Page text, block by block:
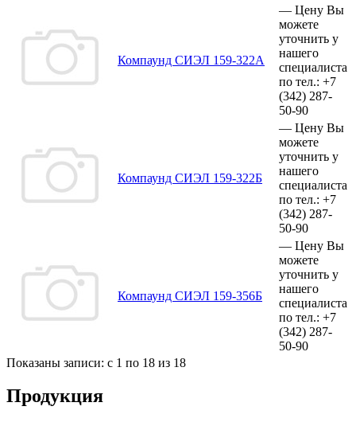
Компаунд СИЭЛ 159-322А
— Цену Вы
можете
уточнить у
нашего
специалиста
по тел.: +7
(342) 287-
50-90
Компаунд СИЭЛ 159-322Б
— Цену Вы
можете
уточнить у
нашего
специалиста
по тел.: +7
(342) 287-
50-90
Компаунд СИЭЛ 159-356Б
— Цену Вы
можете
уточнить у
нашего
специалиста
по тел.: +7
(342) 287-
50-90
Показаны записи: с 1 по 18 из 18
Продукция